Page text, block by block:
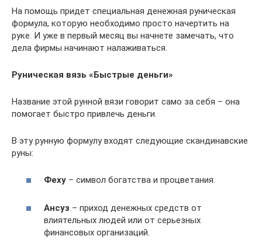
На помощь придет специальная денежная руническая
формула, которую необходимо просто начертить на
руке. И уже в первый месяц вы начнете замечать, что
дела фирмы начинают налаживаться.
Руническая вязь «Быстрые деньги»
Название этой рунной вязи говорит само за себя – она
помогает быстро привлечь деньги.
В эту рунную формулу входят следующие скандинавские
руны:
Феху – символ богатства и процветания.
Ансуз – приход денежных средств от
влиятельных людей или от серьезных
финансовых организаций.